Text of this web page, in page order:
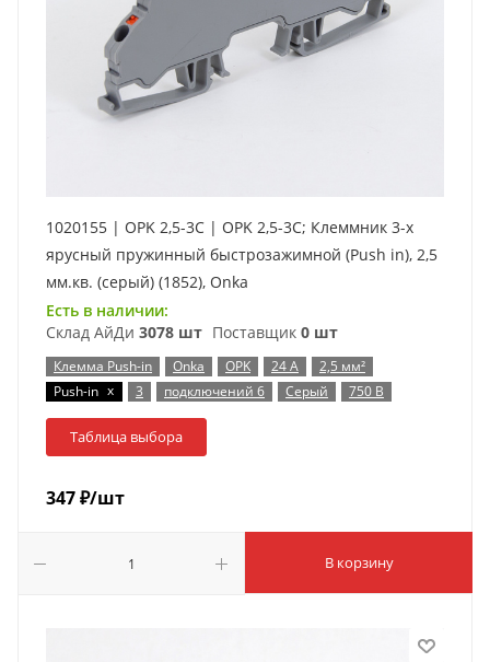
1020155 | OPK 2,5-3C | OPK 2,5-3C; Клеммник 3-х
ярусный пружинный быстрозажимной (Push in), 2,5
мм.кв. (серый) (1852), Onka
Есть в наличии:
Склад АйДи 3078 шт Поставщик 0 шт
Клемма Push-in Onka OPK 24 А
2,5 мм²
Push-in x 3 подключений 6 Серый 750 В
Таблица выбора
347₽/шт
В корзину